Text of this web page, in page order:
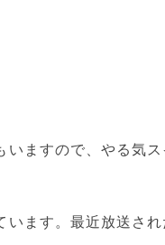
ますので、やる気
います。最近放送さ